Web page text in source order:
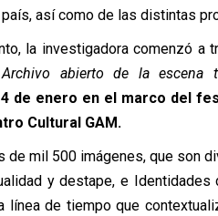
así como de las distintas
la investigadora comenzó a
abierto de la escena
4 de enero en el marco del
Cultural GAM.
de mil 500 imágenes, que son
y destape, e Identidades
línea de tiempo que